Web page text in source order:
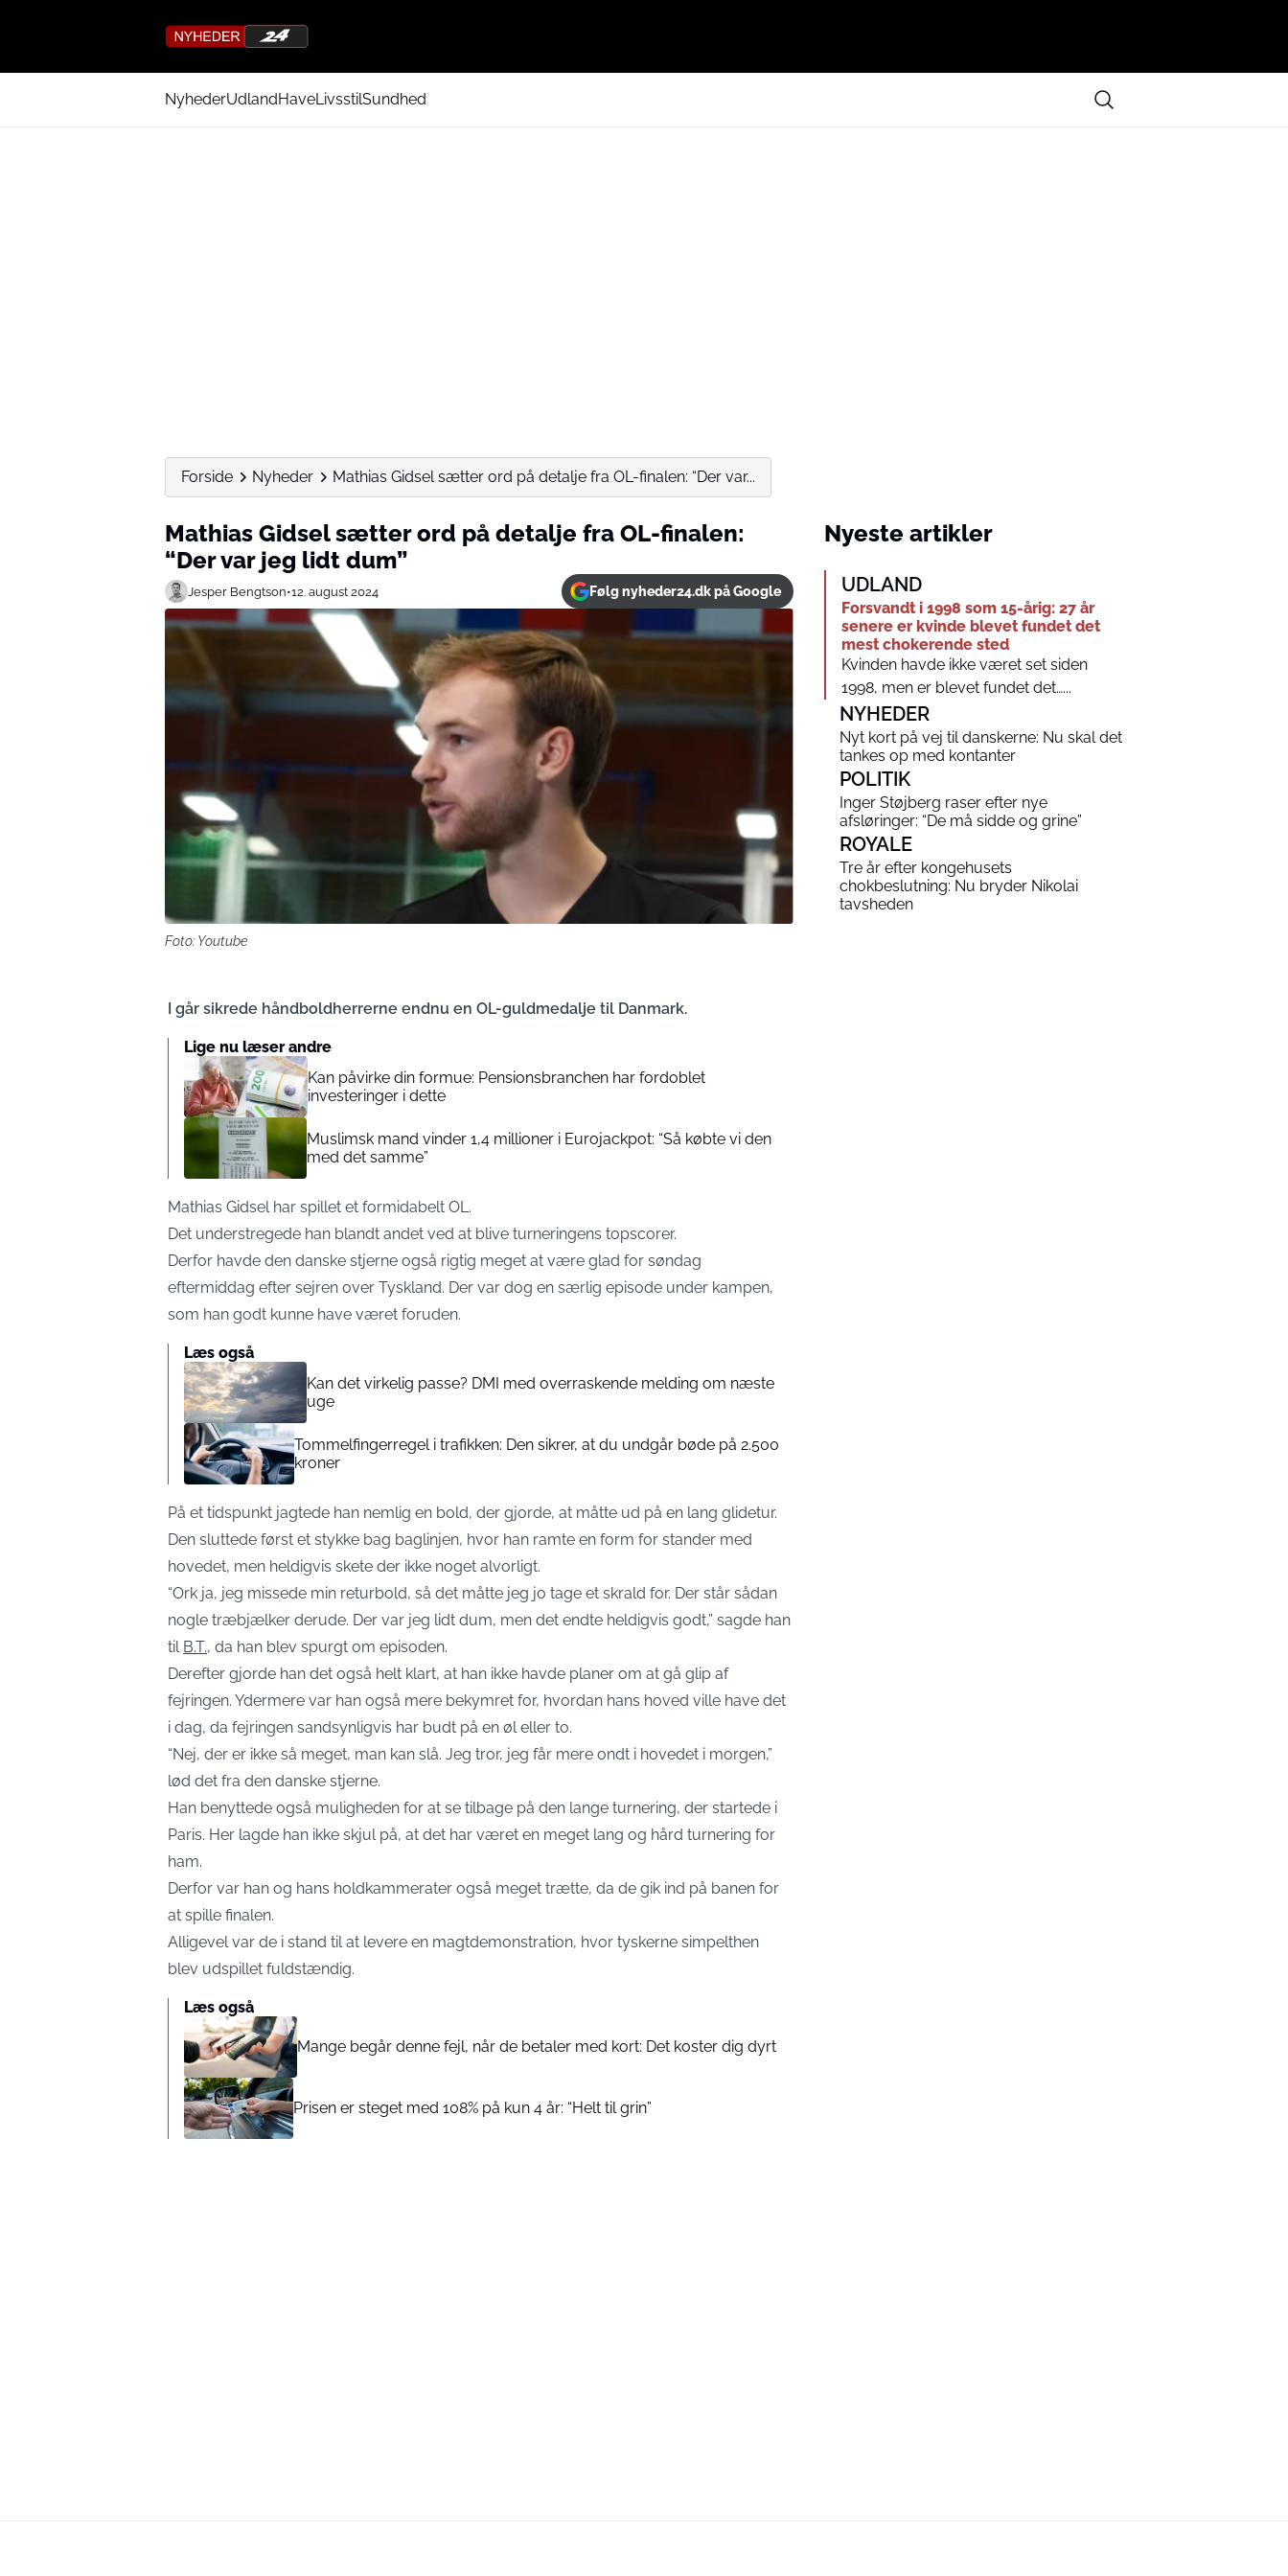
NyhederUdlandHaveLivsstilSundhed
Forside Nyheder Mathias Gidsel sætter ord på detalje fra OL-finalen: “Der var...
Mathias Gidsel sætter ord på detalje fra OL-finalen:
“Der var jeg lidt dum”
Jesper Bengtson•12. august 2024 Følg nyheder24.dk på Google
Foto: Youtube
I går sikrede håndboldherrerne endnu en OL-guldmedalje til Danmark.
Lige nu læser andre
Kan påvirke din formue: Pensionsbranchen har fordoblet
investeringer i dette
Muslimsk mand vinder 1,4 millioner i Eurojackpot: “Så købte vi den
med det samme”
Mathias Gidsel har spillet et formidabelt OL.
Det understregede han blandt andet ved at blive turneringens topscorer.
Derfor havde den danske stjerne også rigtig meget at være glad for søndag
eftermiddag efter sejren over Tyskland. Der var dog en særlig episode under kampen,
som han godt kunne have været foruden.
Læs også
Kan det virkelig passe? DMI med overraskende melding om næste
uge
Tommelfingerregel i trafikken: Den sikrer, at du undgår bøde på 2.500
kroner
På et tidspunkt jagtede han nemlig en bold, der gjorde, at måtte ud på en lang glidetur.
Den sluttede først et stykke bag baglinjen, hvor han ramte en form for stander med
hovedet, men heldigvis skete der ikke noget alvorligt.
“Ork ja, jeg missede min returbold, så det måtte jeg jo tage et skrald for. Der står sådan
nogle træbjælker derude. Der var jeg lidt dum, men det endte heldigvis godt,” sagde han
til B.T., da han blev spurgt om episoden.
Derefter gjorde han det også helt klart, at han ikke havde planer om at gå glip af
fejringen. Ydermere var han også mere bekymret for, hvordan hans hoved ville have det
i dag, da fejringen sandsynligvis har budt på en øl eller to.
“Nej, der er ikke så meget, man kan slå. Jeg tror, jeg får mere ondt i hovedet i morgen,”
lød det fra den danske stjerne.
Han benyttede også muligheden for at se tilbage på den lange turnering, der startede i
Paris. Her lagde han ikke skjul på, at det har været en meget lang og hård turnering for
ham.
Derfor var han og hans holdkammerater også meget trætte, da de gik ind på banen for
at spille finalen.
Alligevel var de i stand til at levere en magtdemonstration, hvor tyskerne simpelthen
blev udspillet fuldstændig.
Læs også
Mange begår denne fejl, når de betaler med kort: Det koster dig dyrt
Prisen er steget med 108% på kun 4 år: “Helt til grin”
Nyeste artikler
UDLAND
Forsvandt i 1998 som 15-årig: 27 år
senere er kvinde blevet fundet det
mest chokerende sted
Kvinden havde ikke været set siden
1998, men er blevet fundet det…...
NYHEDER
Nyt kort på vej til danskerne: Nu skal det
tankes op med kontanter
POLITIK
Inger Støjberg raser efter nye
afsløringer: “De må sidde og grine”
ROYALE
Tre år efter kongehusets
chokbeslutning: Nu bryder Nikolai
tavsheden